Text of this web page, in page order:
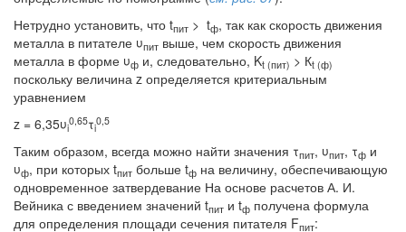
Нетрудно установить, что tпит > tф, так как скорость движения
металла в питателе υпит выше, чем скорость движения
металла в форме υф и, следовательно, Kt (пит) > Кt (ф)
поскольку величина z определяется критериальным
уравнением
z = 6,35υi
0,65τi
0,5
Таким образом, всегда можно найти значения τпит, υпит, τф и
υф, при которых tпит больше tф на величину, обеспечивающую
одновременное затвердевание На основе расчетов А. И.
Вейника с введением значений tпит и tф получена формула
для определения площади сечения питателя Fпит: